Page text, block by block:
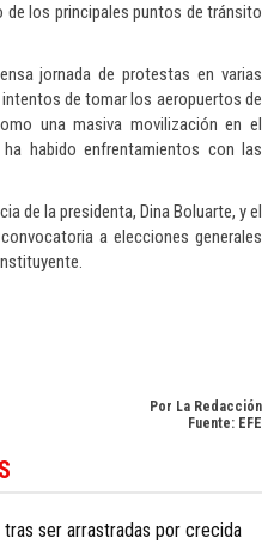
de los principales puntos de tránsito
jornada de protestas en varias
de tomar los aeropuertos de
una masiva movilización en el
habido enfrentamientos con las
de la presidenta, Dina Boluarte, y el
a elecciones generales
Por La Redacción
Fuente: EFE
news in English
ser arrastradas por crecida